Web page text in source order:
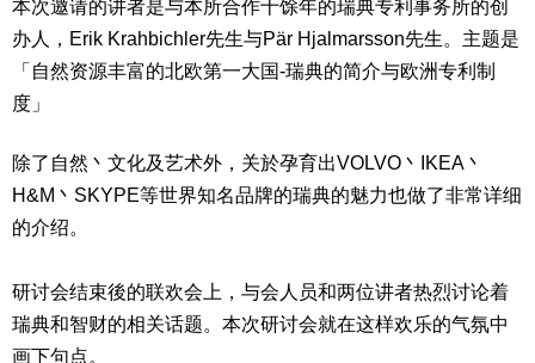
本次邀请的讲者是与本所合作十馀年的瑞典专利事务所的创
办人，Erik Krahbichler先生与Pär Hjalmarsson先生。主题是
「自然资源丰富的北欧第一大国-瑞典的简介与欧洲专利制
度」
除了自然丶文化及艺术外，关於孕育出VOLVO丶IKEA丶
H&M丶SKYPE等世界知名品牌的瑞典的魅力也做了非常详细
的介绍。
研讨会结束後的联欢会上，与会人员和两位讲者热烈讨论着
瑞典和智财的相关话题。本次研讨会就在这样欢乐的气氛中
画下句点。